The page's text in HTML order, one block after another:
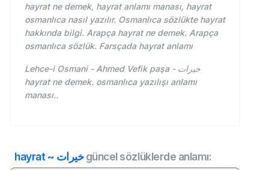
hayrat ne demek, hayrat anlamı manası, hayrat
osmanlıca nasıl yazılır. Osmanlıca sözlükte hayrat
hakkında bilgi. Arapça hayrat ne demek. Arapça
osmanlıca sözlük. Farsçada hayrat anlamı
Lehce-i Osmani - Ahmed Vefik paşa - خيرات
hayrat ne demek. osmanlıca yazılışı anlamı
manası..
hayrat ~ خيراتgüncel sözlüklerde anlamı: